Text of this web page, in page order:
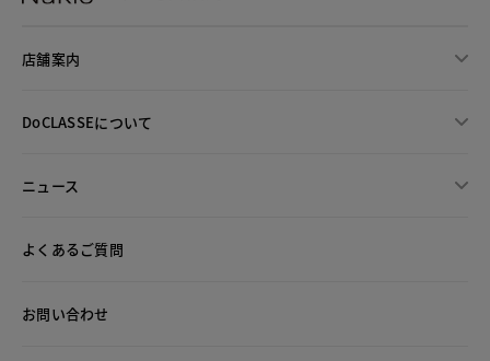
店舗案内
DoCLASSEについて
ニュース
よくあるご質問
お問い合わせ